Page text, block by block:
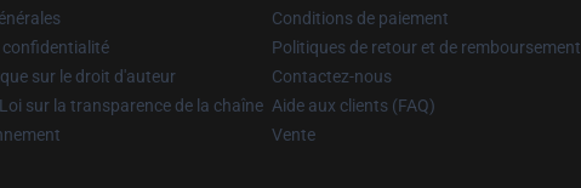
confidentialité
sur le droit d'auteur
sur la transparence de la chaîne
Conditions de paiement
Politiques de retour et de remboursement
Contactez-nous
Aide aux clients (FAQ)
Vente